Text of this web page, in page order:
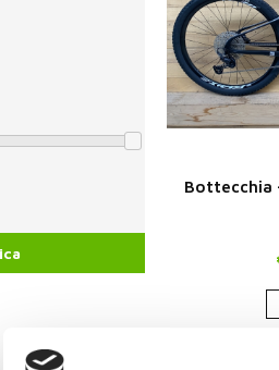
Bottecchia